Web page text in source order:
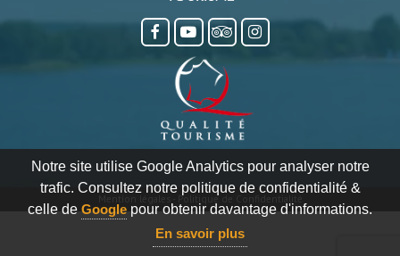
Notre site utilise Google Analytics pour analyser notre
trafic. Consultez notre politique de confidentialité &
celle de Google pour obtenir davantage d'informations.
En savoir plus
Politique de Confidentialité